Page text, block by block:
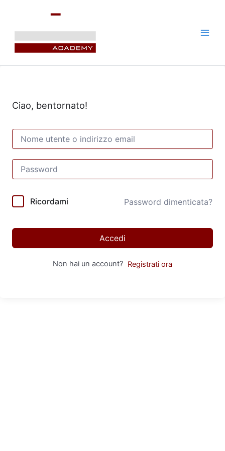
contenuto
Ciao, bentornato!
Ricordami Password dimenticata?
Accedi
Non hai un account? Registrati ora